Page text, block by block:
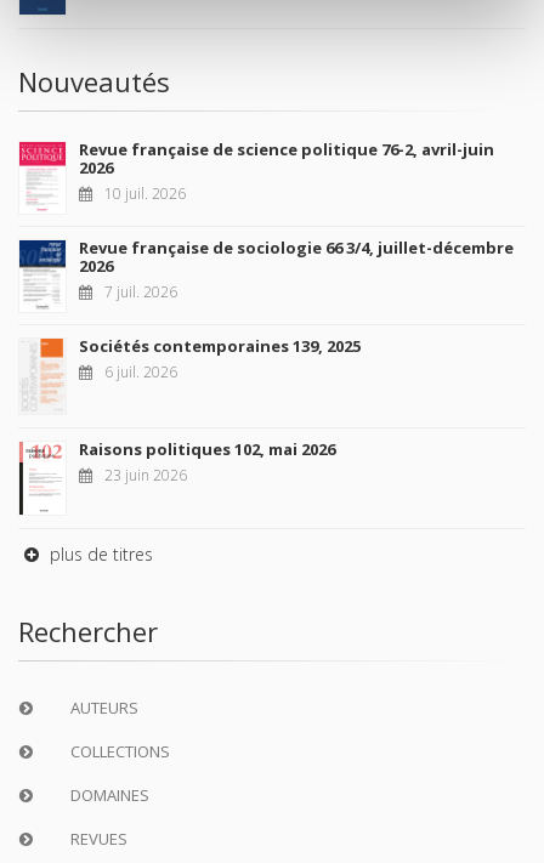
Nouveautés
Revue française de science politique 76-2, avril-juin
2026
10 juil. 2026
Revue française de sociologie 66 3/4, juillet-décembre
2026
7 juil. 2026
Sociétés contemporaines 139, 2025
6 juil. 2026
Raisons politiques 102, mai 2026
23 juin 2026
plus de titres
Rechercher
AUTEURS
COLLECTIONS
DOMAINES
REVUES